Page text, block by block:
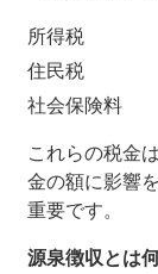
所得税
住民税
社会保険料
これらの税金
金の額に影響
重要です。
源泉徴収とは